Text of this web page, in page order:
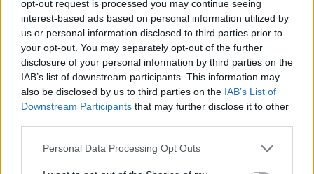
opt-out request is processed you may continue seeing
interest-based ads based on personal information utilized by
us or personal information disclosed to third parties prior to
your opt-out. You may separately opt-out of the further
disclosure of your personal information by third parties on the
IAB’s list of downstream participants. This information may
also be disclosed by us to third parties on the IAB’s List of
Downstream Participants that may further disclose it to other
Personal Data Processing Opt Outs
οφείλεται κυρίως στη μεγαλύτερη μπαταρία, η
επιτάχυνση τόσο από στάση όσο και εν κινήσει είναι
αμεσότερη.